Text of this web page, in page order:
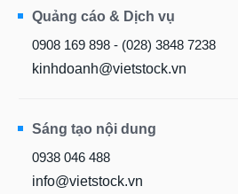
Quảng cáo & Dịch vụ
0908 169 898 - (028) 3848 7238
kinhdoanh@vietstock.vn
Sáng tạo nội dung
0938 046 488
info@vietstock.vn